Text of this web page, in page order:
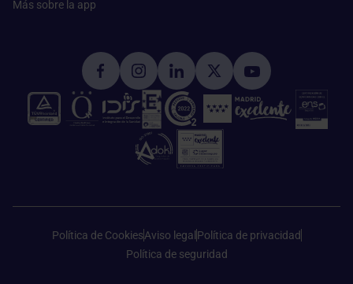
Más sobre la app​
Política de CookiesAviso legal Política de privacidad
Política de seguridad